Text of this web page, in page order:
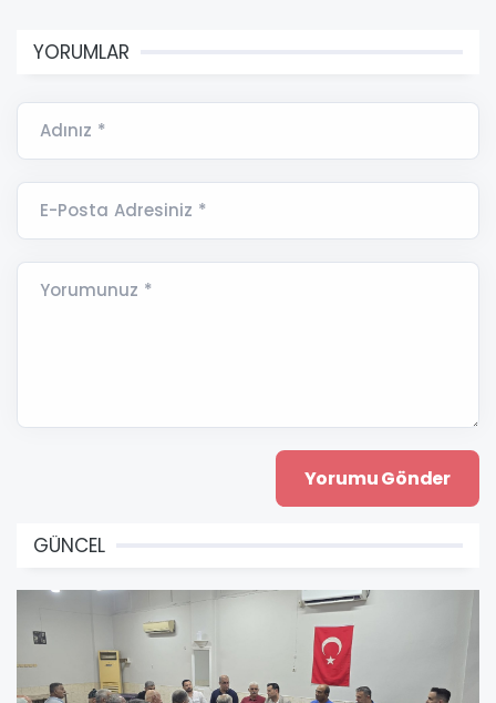
YORUMLAR
Adınız *
E-Posta Adresiniz *
Yorumunuz *
GÜNCEL